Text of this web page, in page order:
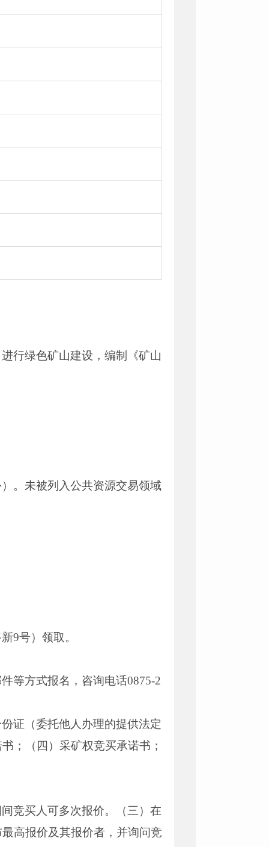
行绿色矿山建设，编制《矿山
。未被列入公共资源交易领域
9号）领取。
等方式报名，咨询电话0875-2
证（委托他人办理的提供法定
；（四）采矿权竞买承诺书；
竞买人可多次报价。（三）在
高报价及其报价者，并询问竞